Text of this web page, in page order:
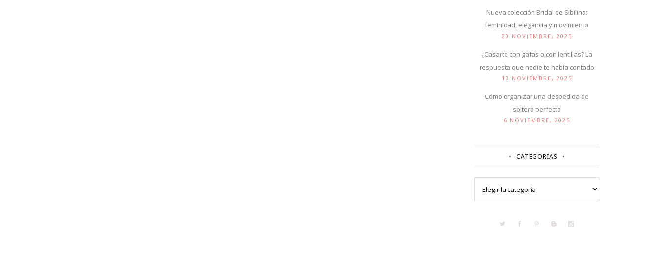
Nueva colección Bridal de Sibilina:
feminidad, elegancia y movimiento
20 NOVIEMBRE, 2025
¿Casarte con gafas o con lentillas? La
respuesta que nadie te había contado
13 NOVIEMBRE, 2025
Cómo organizar una despedida de
soltera perfecta
6 NOVIEMBRE, 2025
CATEGORÍAS